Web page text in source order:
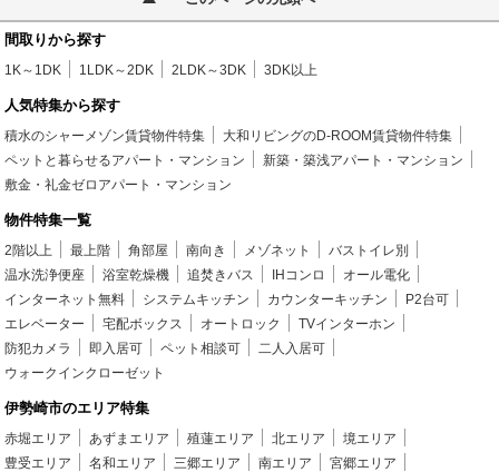
間取りから探す
1K～1DK 1LDK～2DK 2LDK～3DK 3DK以上
人気特集から探す
積水のシャーメゾン賃貸物件特集
大和リビングのD-ROOM賃貸物件特集
ペットと暮らせるアパート・マンション
新築・築浅アパート・マンション
敷金・礼金ゼロアパート・マンション
物件特集一覧
2階以上 最上階 角部屋 南向き メゾネット
バストイレ別
温水洗浄便座
浴室乾燥機 追焚きバス IHコンロ
オール電化
インターネット無料
システムキッチン カウンターキッチン
P2台可
エレベーター
宅配ボックス オートロック
TVインターホン
防犯カメラ
即入居可 ペット相談可
二人入居可
ウォークインクローゼット
伊勢崎市のエリア特集
赤堀エリア あずまエリア 殖蓮エリア 北エリア
境エリア
豊受エリア
名和エリア 三郷エリア 南エリア
宮郷エリア